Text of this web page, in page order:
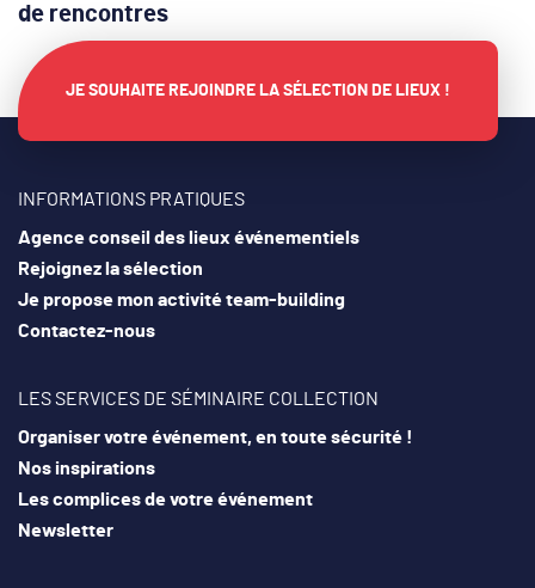
de rencontres
JE SOUHAITE REJOINDRE LA SÉLECTION DE LIEUX !
INFORMATIONS PRATIQUES
Agence conseil des lieux événementiels
Rejoignez la sélection
Je propose mon activité team-building
Contactez-nous
LES SERVICES DE SÉMINAIRE COLLECTION
Organiser votre événement, en toute sécurité !
Nos inspirations
Les complices de votre événement
Newsletter